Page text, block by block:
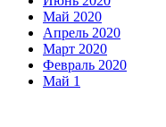
Май 2020
Апрель 2020
Март 2020
Февраль 2020
Май 1